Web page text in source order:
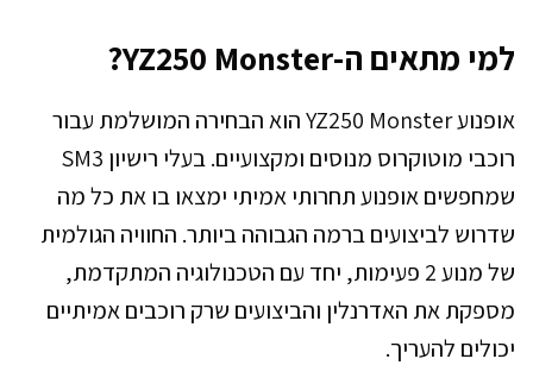
למי מתאים ה-YZ250 Monster?
אופנוע YZ250 Monster הוא הבחירה המושלמת עבור
רוכבי מוטוקרוס מנוסים ומקצועיים. בעלי רישיון SM3
שמחפשים אופנוע תחרותי אמיתי ימצאו בו את כל מה
שדרוש לביצועים ברמה הגבוהה ביותר. החוויה הגולמית
של מנוע 2 פעימות, יחד עם הטכנולוגיה המתקדמת,
מספקת את האדרנלין והביצועים שרק רוכבים אמיתיים
יכולים להעריך.